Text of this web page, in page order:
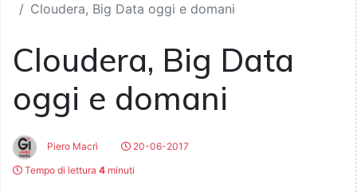
Cloudera, Big Data oggi e domani
Cloudera, Big Data
oggi e domani
Piero Macrì
20-06-2017
Tempo di lettura 4 minuti